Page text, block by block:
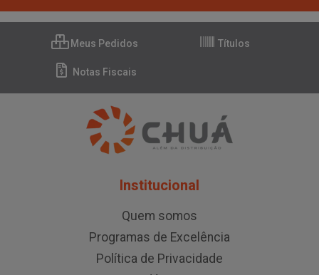
Meus Pedidos Títulos
Notas Fiscais
Institucional
Quem somos
Programas de Excelência
Política de Privacidade